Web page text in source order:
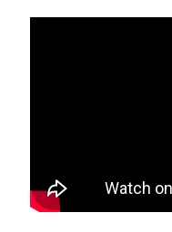
Lyon à Livre Ouvert
Mini-monsieur